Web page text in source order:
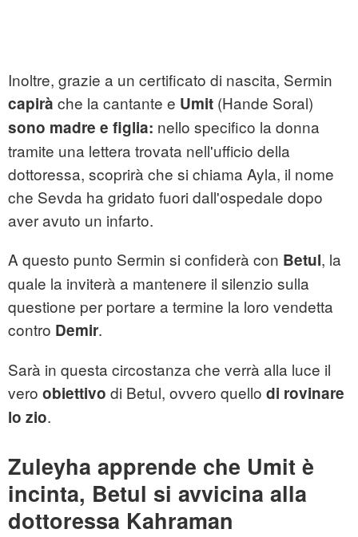
Inoltre, grazie a un certificato di nascita, Sermin
capirà che la cantante e Umit (Hande Soral)
sono madre e figlia: nello specifico la donna
tramite una lettera trovata nell'ufficio della
dottoressa, scoprirà che si chiama Ayla, il nome
che Sevda ha gridato fuori dall'ospedale dopo
aver avuto un infarto.
A questo punto Sermin si confiderà con Betul, la
quale la inviterà a mantenere il silenzio sulla
questione per portare a termine la loro vendetta
contro Demir.
Sarà in questa circostanza che verrà alla luce il
vero obiettivo di Betul, ovvero quello di rovinare
lo zio.
Zuleyha apprende che Umit è
incinta, Betul si avvicina alla
dottoressa Kahraman